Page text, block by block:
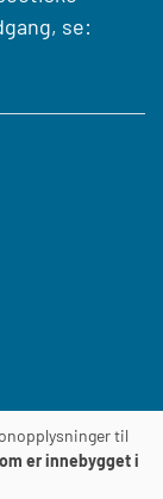
se:
til
er innebygget i